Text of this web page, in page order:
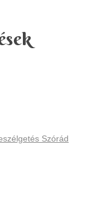
Szórád